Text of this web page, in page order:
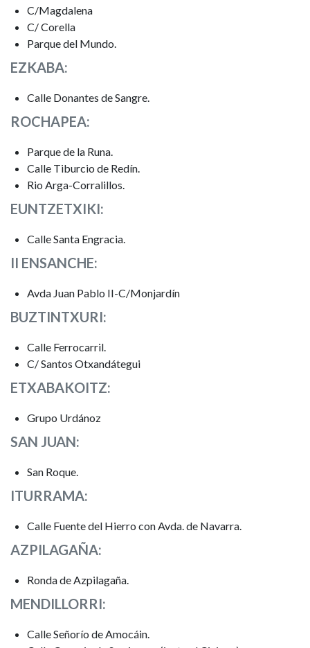
C/Magdalena
C/ Corella
Parque del Mundo.
EZKABA:
Calle Donantes de Sangre.
ROCHAPEA:
Parque de la Runa.
Calle Tiburcio de Redín.
Rio Arga-Corralillos.
EUNTZETXIKI:
Calle Santa Engracia.
II ENSANCHE:
Avda Juan Pablo II-C/Monjardín
BUZTINTXURI:
Calle Ferrocarril.
C/ Santos Otxandátegui
ETXABAKOITZ:
Grupo Urdánoz
SAN JUAN:
San Roque.
ITURRAMA:
Calle Fuente del Hierro con Avda. de Navarra.
AZPILAGAÑA:
Ronda de Azpilagaña.
MENDILLORRI:
Calle Señorío de Amocáin.